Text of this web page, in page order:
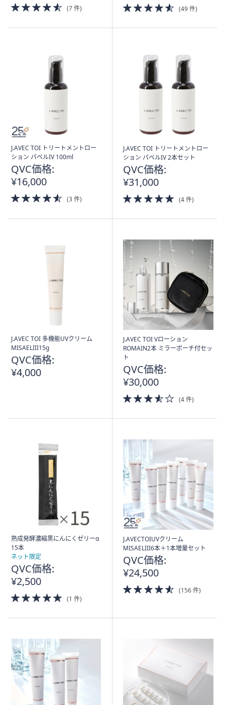
4.5
of
(7 件)
4.5
of
(49 件)
J.AVEC TOI トリートメントロー
ション パベルIV 100ml
QVC価格:
¥16,000
4.5
of
(3 件)
J.AVEC TOI トリートメントロー
ション パベルIV 2本セット
QVC価格:
¥31,000
5.0
of
(4 件)
J.AVEC TOI 多機能UVクリーム
MISAELIII15g
QVC価格:
¥4,000
J.AVEC TOI Vローション
ROMAIN2本 ミラーポーチ付セッ
ト
QVC価格:
¥30,000
3.5
of
(4 件)
熟成発酵濃縮黒にんにくゼリーα
15本
ネット限定
QVC価格:
¥2,500
5.0
of
(1 件)
J.AVECTOIUVクリーム
MISAELIII6本＋1本増量セット
QVC価格:
¥24,500
4.5
of
(156 件)